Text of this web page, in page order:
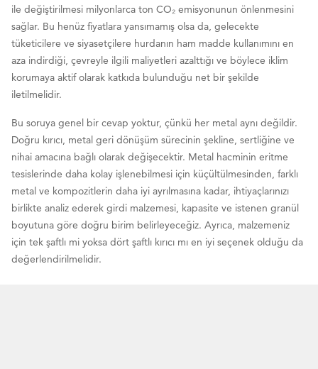
ile değiştirilmesi milyonlarca ton CO₂ emisyonunun önlenmesini
sağlar. Bu henüz fiyatlara yansımamış olsa da, gelecekte
tüketicilere ve siyasetçilere hurdanın ham madde kullanımını en
aza indirdiği, çevreyle ilgili maliyetleri azalttığı ve böylece iklim
korumaya aktif olarak katkıda bulunduğu net bir şekilde
iletilmelidir.
Bu soruya genel bir cevap yoktur, çünkü her metal aynı değildir.
Doğru kırıcı, metal geri dönüşüm sürecinin şekline, sertliğine ve
nihai amacına bağlı olarak değişecektir. Metal hacminin eritme
tesislerinde daha kolay işlenebilmesi için küçültülmesinden, farklı
metal ve kompozitlerin daha iyi ayrılmasına kadar, ihtiyaçlarınızı
birlikte analiz ederek girdi malzemesi, kapasite ve istenen granül
boyutuna göre doğru birim belirleyeceğiz. Ayrıca, malzemeniz
için tek şaftlı mi yoksa dört şaftlı kırıcı mı en iyi seçenek olduğu da
değerlendirilmelidir.